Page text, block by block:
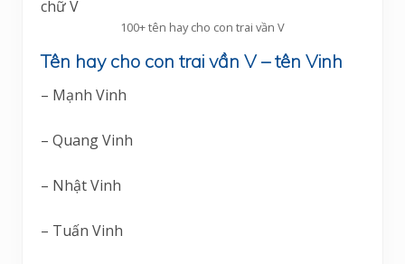
100+ tên hay cho con trai vần V
Tên hay cho con trai vần V – tên Vinh
– Mạnh Vinh
– Quang Vinh
– Nhật Vinh
– Tuấn Vinh